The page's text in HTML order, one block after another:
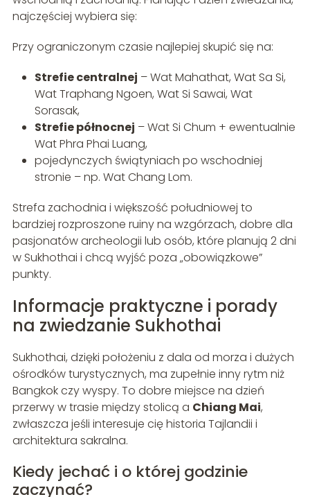
najczęściej wybiera się:
Przy ograniczonym czasie najlepiej skupić się na:
Strefie centralnej – Wat Mahathat, Wat Sa Si,
Wat Traphang Ngoen, Wat Si Sawai, Wat
Sorasak,
Strefie północnej – Wat Si Chum + ewentualnie
Wat Phra Phai Luang,
pojedynczych świątyniach po wschodniej
stronie – np. Wat Chang Lom.
Strefa zachodnia i większość południowej to
bardziej rozproszone ruiny na wzgórzach, dobre dla
pasjonatów archeologii lub osób, które planują 2 dni
w Sukhothai i chcą wyjść poza „obowiązkowe”
punkty.
Informacje praktyczne i porady
na zwiedzanie Sukhothai
Sukhothai, dzięki położeniu z dala od morza i dużych
ośrodków turystycznych, ma zupełnie inny rytm niż
Bangkok czy wyspy. To dobre miejsce na dzień
przerwy w trasie między stolicą a Chiang Mai,
zwłaszcza jeśli interesuje cię historia Tajlandii i
architektura sakralna.
Kiedy jechać i o której godzinie
zaczynać?